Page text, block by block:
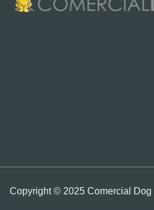
Copyright © 2025 Comercial Dog